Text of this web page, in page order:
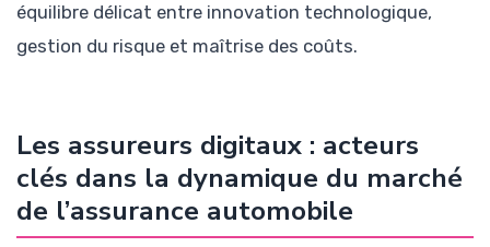
équilibre délicat entre innovation technologique,
gestion du risque et maîtrise des coûts.
Les assureurs digitaux : acteurs
clés dans la dynamique du marché
de l’assurance automobile